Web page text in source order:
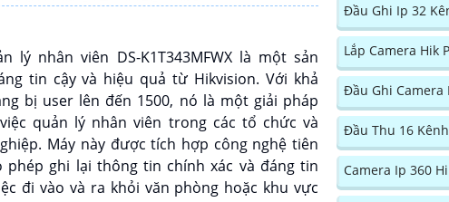
lý nhân viên DS-K1T343MFWX là một sản
tin cậy và hiệu quả từ Hikvision. Với khả
bị user lên đến 1500, nó là một giải pháp
quản lý nhân viên trong các tổ chức và
Máy này được tích hợp công nghệ tiên
phép ghi lại thông tin chính xác và đáng tin
đi vào và ra khỏi văn phòng hoặc khu vực
Đầu Ghi Ip 32
Lắp Camera Hik
Đầu Ghi Camera
Đầu Thu 16
Camera Ip 360